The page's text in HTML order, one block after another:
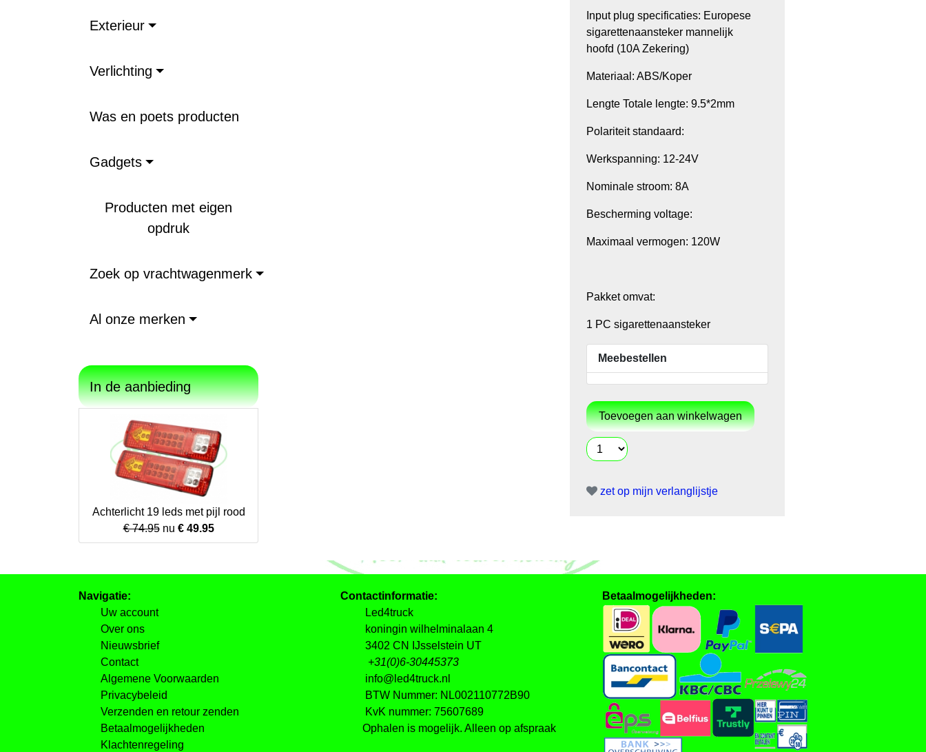
Exterieur
Verlichting
Was en poets producten
Gadgets
Producten met eigen
opdruk
Zoek op vrachtwagenmerk
Al onze merken
In de aanbieding
Achterlicht 19 leds met pijl rood
€ 74.95nu € 49.95
Input plug specificaties: Europese
sigarettenaansteker mannelijk
hoofd (10A Zekering)
Materiaal: ABS/Koper
Lengte Totale lengte: 9.5*2mm
Polariteit standaard:
Werkspanning: 12-24V
Nominale stroom: 8A
Bescherming voltage:
Maximaal vermogen: 120W
Pakket omvat:
1 PC sigarettenaansteker
Meebestellen
zet op mijn verlanglijstje
Navigatie:
Uw account
Over ons
Nieuwsbrief
Contact
Algemene Voorwaarden
Privacybeleid
Verzenden en retour zenden
Betaalmogelijkheden
Klachtenregeling
Contactinformatie:
Led4truck
koningin wilhelminalaan 4
3402 CN IJsselstein UT
+31(0)6-30445373
info@led4truck.nl
BTW Nummer: NL002110772B90
KvK nummer: 75607689
Ophalen is mogelijk. Alleen op afspraak
Betaalmogelijkheden: